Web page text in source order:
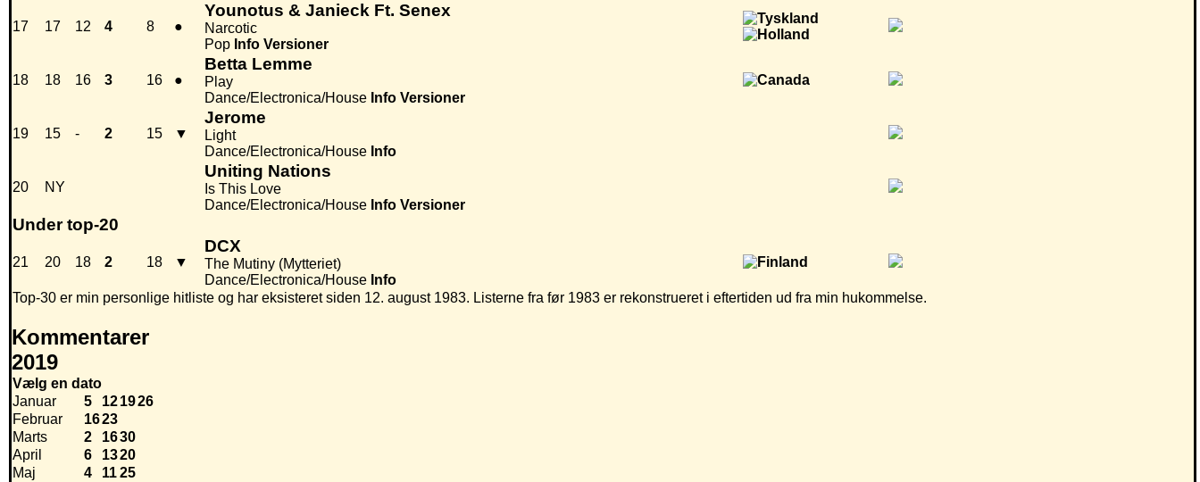
17 17 12 4 8 ●
Younotus & Janieck Ft. Senex
Narcotic
Pop Info Versioner
18 18 16 3 16 ●
Betta Lemme
Play
Dance/Electronica/House Info Versioner
19 15 - 2 15 ▼
Jerome
Light
Dance/Electronica/House Info
20 NY
Uniting Nations
Is This Love
Dance/Electronica/House Info Versioner
Under top-20
21 20 18 2 18 ▼
DCX
The Mutiny (Mytteriet)
Dance/Electronica/House Info
Top-30 er min personlige hitliste og har eksisteret siden 12. august 1983. Listerne fra før 1983 er rekonstrueret i eftertiden ud fra min hukommelse.
Kommentarer
2019
Vælg en dato
Januar
5 121926
Februar
1623
Marts
2 1630
April
6 1320
Maj
4 1125